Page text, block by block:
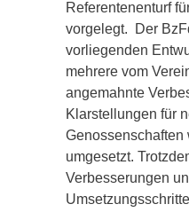
Referentenenturf
vorgelegt. Der
vorliegenden
mehrere vom
angemahnte
Klarstellungen für
Genossenschaften
umgesetzt.
Verbesserungen